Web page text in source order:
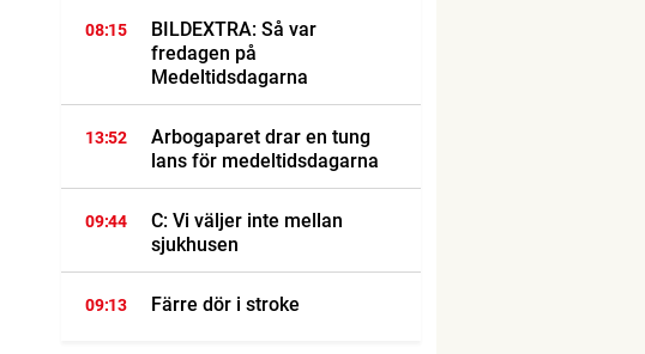
08:15
BILDEXTRA: Så var
fredagen på
Medeltidsdagarna
13:52
Arbogaparet drar en tung
lans för medeltidsdagarna
09:44
C: Vi väljer inte mellan
sjukhusen
09:13 Färre dör i stroke